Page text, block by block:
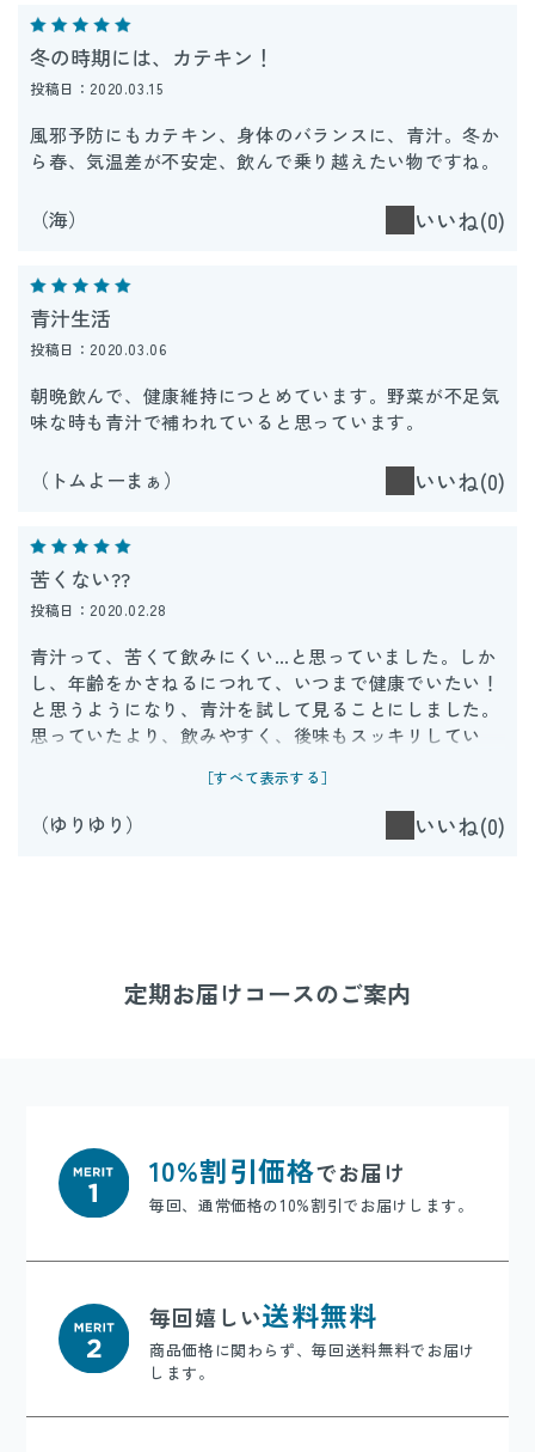
冬の時期には、カテキン！
投稿日：2020.03.15
風邪予防にもカテキン、身体のバランスに、青汁。冬か
ら春、気温差が不安定、飲んで乗り越えたい物ですね。
（海） いいね(0)
青汁生活
投稿日：2020.03.06
朝晩飲んで、健康維持につとめています。野菜が不足気
味な時も青汁で補われていると思っています。
（トムよーまぁ） いいね(0)
苦くない??
投稿日：2020.02.28
青汁って、苦くて飲みにくい…と思っていました。しか
し、年齢をかさねるにつれて、いつまで健康でいたい！
と思うようになり、青汁を試して見ることにしました。
思っていたより、飲みやすく、後味もスッキリしてい
［すべて表示する］
（ゆりゆり） いいね(0)
定期お届けコースのご案内
10%割引価格でお届け
毎回、通常価格の10%割引でお届けします。
毎回嬉しい送料無料
商品価格に関わらず、毎回送料無料でお届け
します。